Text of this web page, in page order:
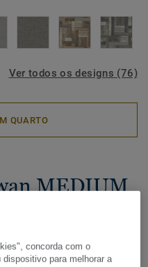
Ver todos os designs (76)
QUARTO
MEDIUM
cerâmico e designs
vinílico residencial
concorda com o
para melhorar a